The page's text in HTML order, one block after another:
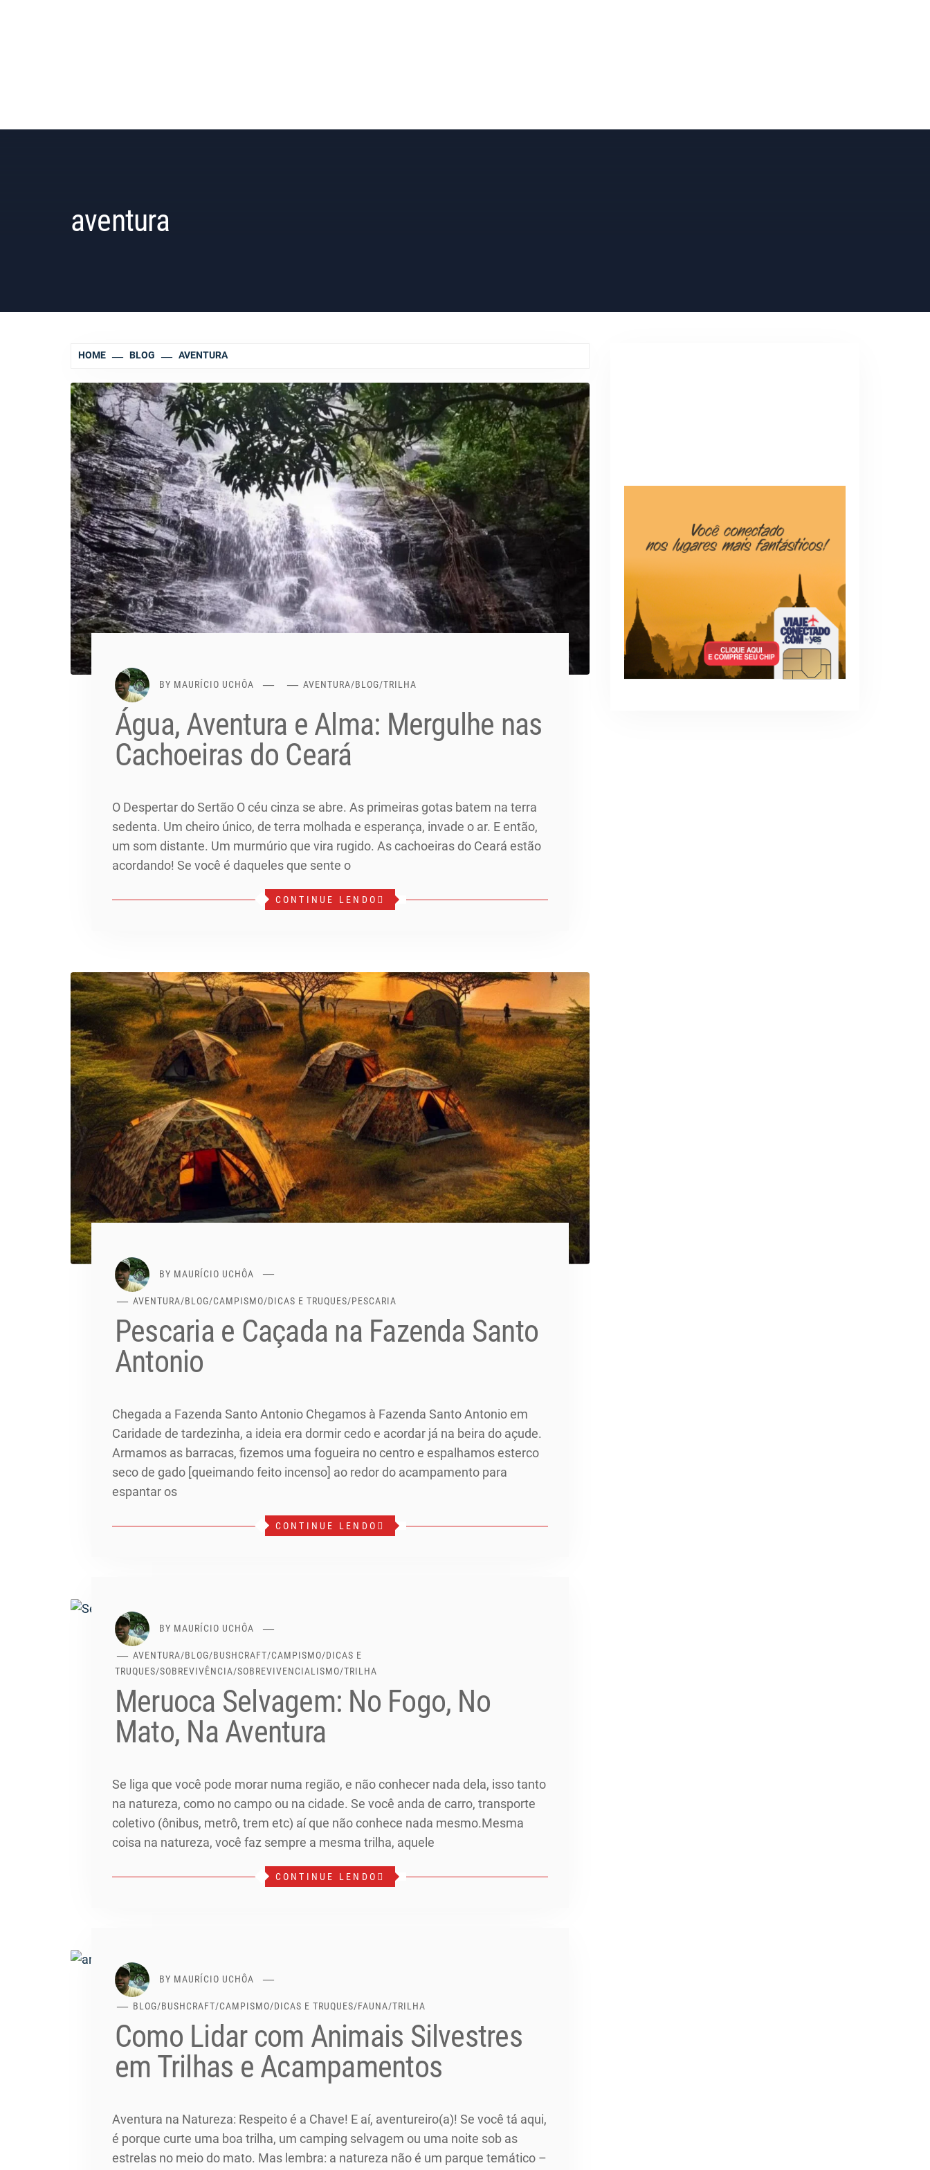
aventura
HOME BLOG AVENTURA
BY MAURÍCIO UCHÔA AVENTURA/BLOG/TRILHA
Água, Aventura e Alma: Mergulhe nas
Cachoeiras do Ceará
O Despertar do Sertão O céu cinza se abre. As primeiras gotas batem na terra
sedenta. Um cheiro único, de terra molhada e esperança, invade o ar. E então,
um som distante. Um murmúrio que vira rugido. As cachoeiras do Ceará estão
acordando! Se você é daqueles que sente o
CONTINUE LENDO
BY MAURÍCIO UCHÔA
AVENTURA/BLOG/CAMPISMO/DICAS E TRUQUES/PESCARIA
Pescaria e Caçada na Fazenda Santo
Antonio
Chegada a Fazenda Santo Antonio Chegamos à Fazenda Santo Antonio em
Caridade de tardezinha, a ideia era dormir cedo e acordar já na beira do açude.
Armamos as barracas, fizemos uma fogueira no centro e espalhamos esterco
seco de gado [queimando feito incenso] ao redor do acampamento para
espantar os
CONTINUE LENDO
BY MAURÍCIO UCHÔA
AVENTURA/BLOG/BUSHCRAFT/CAMPISMO/DICAS E
TRUQUES/SOBREVIVÊNCIA/SOBREVIVENCIALISMO/TRILHA
Meruoca Selvagem: No Fogo, No
Mato, Na Aventura
Se liga que você pode morar numa região, e não conhecer nada dela, isso tanto
na natureza, como no campo ou na cidade. Se você anda de carro, transporte
coletivo (ônibus, metrô, trem etc) aí que não conhece nada mesmo.Mesma
coisa na natureza, você faz sempre a mesma trilha, aquele
CONTINUE LENDO
BY MAURÍCIO UCHÔA
BLOG/BUSHCRAFT/CAMPISMO/DICAS E TRUQUES/FAUNA/TRILHA
Como Lidar com Animais Silvestres
em Trilhas e Acampamentos
Aventura na Natureza: Respeito é a Chave! E aí, aventureiro(a)! Se você tá aqui,
é porque curte uma boa trilha, um camping selvagem ou uma noite sob as
estrelas no meio do mato. Mas lembra: a natureza não é um parque temático –